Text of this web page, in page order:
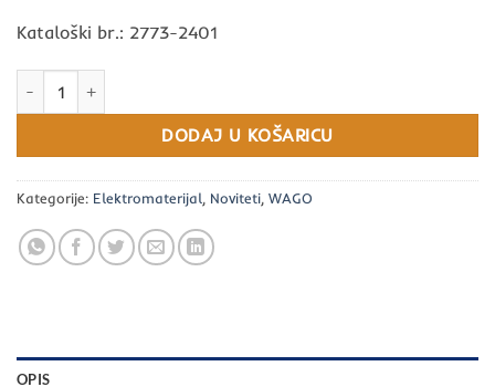
Kataloški br.: 2773-2401
DODAJ U KOŠARICU
Kategorije: Elektromaterijal, Noviteti, WAGO
OPIS